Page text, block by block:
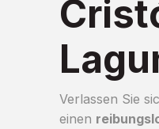
Verlassen Sie
einen